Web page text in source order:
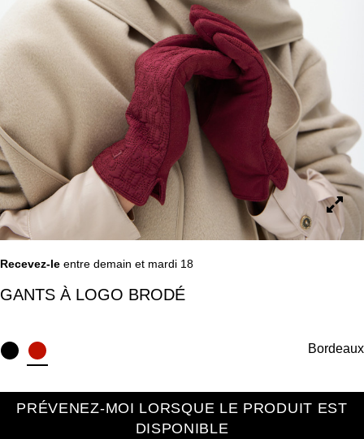
Recevez-le entre demain et mardi 18
GANTS À LOGO BRODÉ
Bordeaux
PRÉVENEZ-MOI LORSQUE LE PRODUIT EST
DISPONIBLE